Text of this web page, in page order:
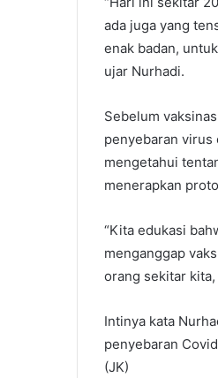
ada juga yang
enak badan,
ujar Nurhadi.
Sebelum
penyebaran virus
mengetahui
menerapkan
“Kita edukasi
menganggap
orang sekitar
Intinya kata
penyebaran
(JK)